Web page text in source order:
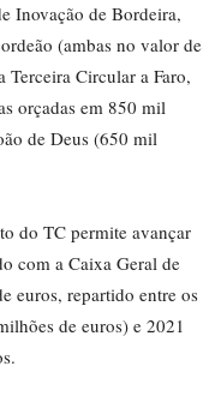
Inovação de Bordeira,
(ambas no valor de
Terceira Circular a Faro,
orçadas em 850 mil
de Deus (650 mil
do TC permite avançar
com a Caixa Geral de
euros, repartido entre os
de euros) e 2021